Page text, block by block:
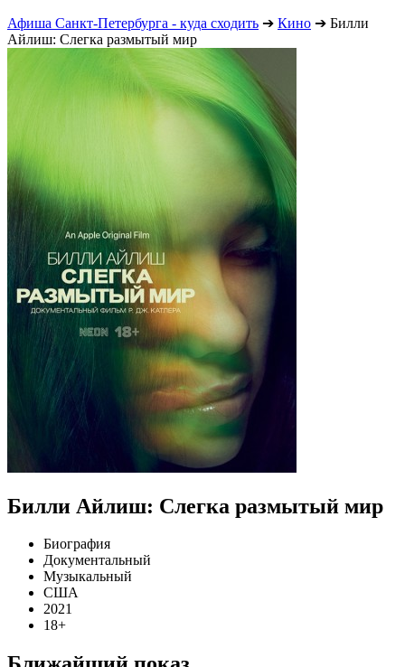
Афиша Санкт-Петербурга - куда сходить ➔ Кино ➔ Билли
Айлиш: Слегка размытый мир
Билли Айлиш: Слегка размытый мир
Биография
Документальный
Музыкальный
США
2021
18+